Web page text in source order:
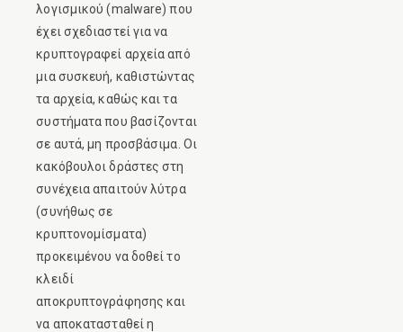
λογισμικού (malware) που
έχει σχεδιαστεί για να
κρυπτογραφεί αρχεία από
μια συσκευή, καθιστώντας
τα αρχεία, καθώς και τα
συστήματα που βασίζονται
σε αυτά, μη προσβάσιμα. Οι
κακόβουλοι δράστες στη
συνέχεια απαιτούν λύτρα
(συνήθως σε
κρυπτονομίσματα)
προκειμένου να δοθεί το
κλειδί
αποκρυπτογράφησης και
να αποκατασταθεί η